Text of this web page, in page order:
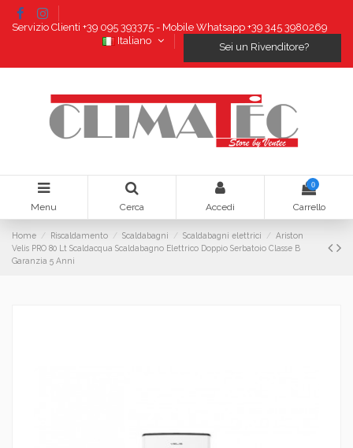
Servizio Clienti +39 095 393375 - Mobile Whatsapp +39 345 3980269
Italiano
Sei un Rivenditore?
Menu Cerca Accedi
0
Carrello
Home Riscaldamento Scaldabagni Scaldabagni elettrici
Ariston
Velis PRO 80 Lt Scaldacqua Scaldabagno Elettrico Doppio Serbatoio Classe B
Garanzia 5 Anni